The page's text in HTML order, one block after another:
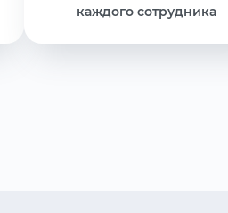
каждого сотрудника